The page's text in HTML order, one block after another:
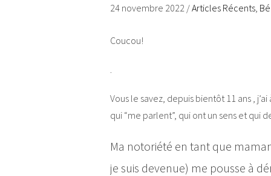
24 novembre 2022 /Articles Récents
Coucou!
Vous le savez, depuis bientôt 11 ans ,
qui “me parlent”, qui ont un sens et qui
Ma notoriété en tant que
je suis devenue) me pousse à